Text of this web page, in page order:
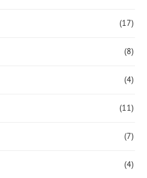
(17)
(8)
(4)
(11)
(7)
(4)